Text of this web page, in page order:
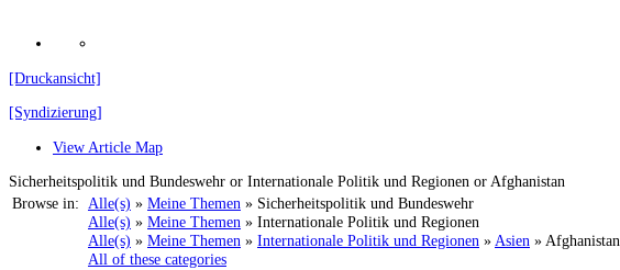
[Druckansicht]
[Syndizierung]
View Article Map
Sicherheitspolitik und Bundeswehr or Internationale Politik und Regionen or Afghanistan
Browse in:
Alle(s) » Meine Themen » Sicherheitspolitik und Bundeswehr
Alle(s) » Meine Themen » Internationale Politik und Regionen
Alle(s) » Meine Themen » Internationale Politik und Regionen » Asien » Afghanistan
All of these categories